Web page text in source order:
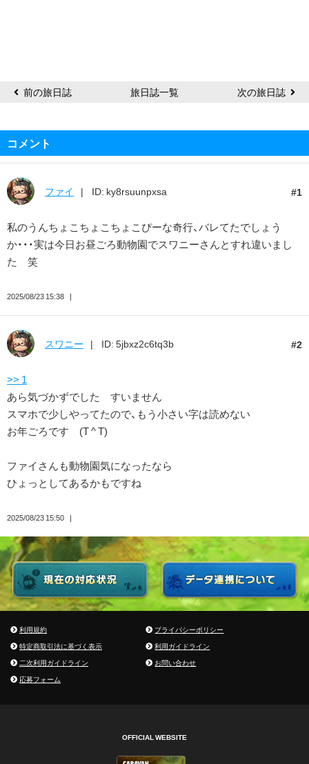
前の旅日誌 旅日誌一覧 次の旅日誌
コメント
1
ファイ ID: ky8rsuunpxsa
私のうんちょこちょこちょこぴーな奇行、バレてたでしょう
か・・・実は今日お昼ごろ動物園でスワニーさんとすれ違いまし
た 笑
2025/08/23 15:38
2
スワニー ID: 5jbxz2c6tq3b
>> 1
あら気づかずでした すいません
スマホで少しやってたので、もう小さい字は読めない
お年ごろです (T ^ T)
ファイさんも動物園気になったなら
ひょっとしてあるかもですね
2025/08/23 15:50
利用規約
プライバシーポリシー
特定商取引法に基づく表示
利用ガイドライン
二次利用ガイドライン
お問い合わせ
応募フォーム
OFFICIAL WEBSITE